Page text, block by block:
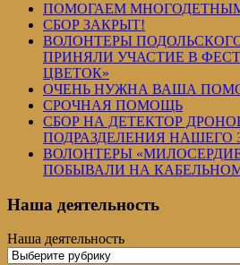
ПОМОГАЕМ
СБОР ЗАКРЫТ!
ВОЛОНТЕРЫ
ПРИНЯЛИ УЧАСТИЕ В
ЦВЕТОК»
ОЧЕНЬ НУЖНА ВАША
СРОЧНАЯ ПОМОЩЬ
СБОР НА ДЕТЕКТОР
ПОДРАЗДЕЛЕНИЯ НАШЕГО
ВОЛОНТЕРЫ
ПОБЫВАЛИ НА
Наша деятельность
Наша деятельность